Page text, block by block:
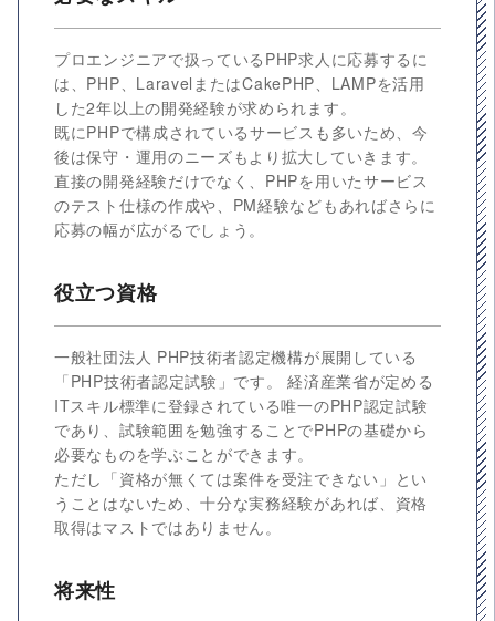
プロエンジニアで扱っているPHP求人に応募するに
は、PHP、LaravelまたはCakePHP、LAMPを活用
した2年以上の開発経験が求められます。
既にPHPで構成されているサービスも多いため、今
後は保守・運用のニーズもより拡大していきます。
直接の開発経験だけでなく、PHPを用いたサービス
のテスト仕様の作成や、PM経験などもあればさらに
応募の幅が広がるでしょう。
役立つ資格
一般社団法人 PHP技術者認定機構が展開している
「PHP技術者認定試験」です。 経済産業省が定める
ITスキル標準に登録されている唯一のPHP認定試験
であり、試験範囲を勉強することでPHPの基礎から
必要なものを学ぶことができます。
ただし「資格が無くては案件を受注できない」とい
うことはないため、十分な実務経験があれば、資格
取得はマストではありません。
将来性